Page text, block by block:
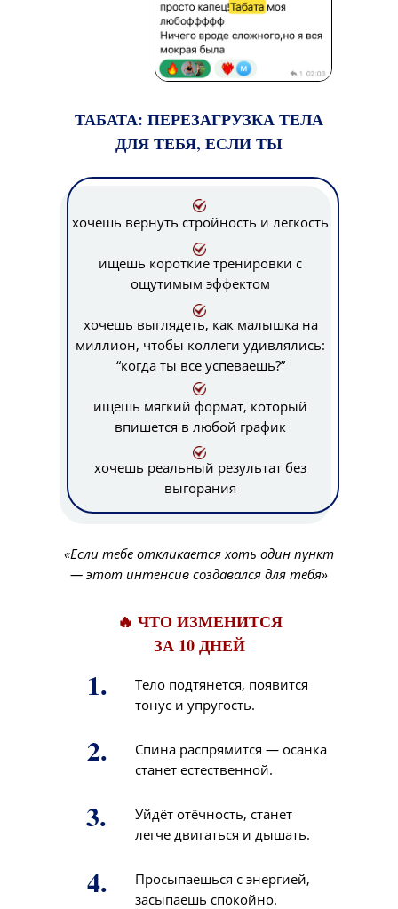
ТАБАТА: ПЕРЕЗАГРУЗКА ТЕЛА
ДЛЯ ТЕБЯ, ЕСЛИ ТЫ
хочешь вернуть стройность и легкость
ищешь короткие тренировки с
ощутимым эффектом
хочешь выглядеть, как малышка на
миллион, чтобы коллеги удивлялись:
“когда ты все успеваешь?”
ищешь мягкий формат, который
впишется в любой график
хочешь реальный результат без
выгорания
«Если тебе откликается хоть один пункт
— этот интенсив создавался для тебя»
3.
2.
1.
4.
🔥 ЧТО ИЗМЕНИТСЯ
ЗА 10 ДНЕЙ
Тело подтянется, появится
тонус и упругость.
Просыпаешься с энергией,
засыпаешь спокойно.
Спина распрямится — осанка
станет естественной.
Уйдёт отёчность, станет
легче двигаться и дышать.